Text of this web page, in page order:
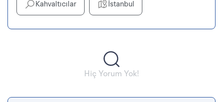
Kahvaltıcılar İstanbul
Hiç Yorum Yok!